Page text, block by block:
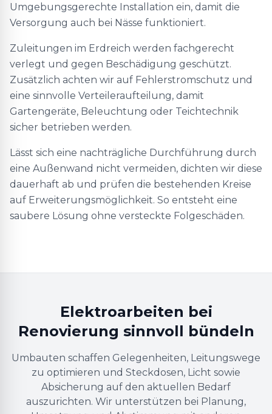
Umgebungsgerechte Installation ein, damit die
Versorgung auch bei Nässe funktioniert.
Zuleitungen im Erdreich werden fachgerecht
verlegt und gegen Beschädigung geschützt.
Zusätzlich achten wir auf Fehlerstromschutz und
eine sinnvolle Verteileraufteilung, damit
Gartengeräte, Beleuchtung oder Teichtechnik
sicher betrieben werden.
Lässt sich eine nachträgliche Durchführung durch
eine Außenwand nicht vermeiden, dichten wir diese
dauerhaft ab und prüfen die bestehenden Kreise
auf Erweiterungsmöglichkeit. So entsteht eine
saubere Lösung ohne versteckte Folgeschäden.
Elektroarbeiten bei
Renovierung sinnvoll bündeln
Umbauten schaffen Gelegenheiten, Leitungswege
zu optimieren und Steckdosen, Licht sowie
Absicherung auf den aktuellen Bedarf
auszurichten. Wir unterstützen bei Planung,